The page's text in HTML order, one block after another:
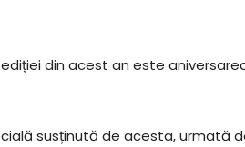
din acest an este
susținută de acesta, urmată